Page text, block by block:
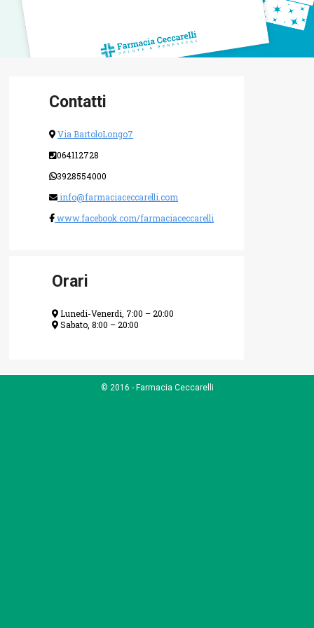
Contatti
Via BartoloLongo7
064112728
3928554000
info@farmaciaceccarelli.com
www.facebook.com/farmaciaceccarelli
Orari
Lunedi-Venerdi, 7:00 – 20:00
Sabato, 8:00 – 20:00
© 2016 - Farmacia Ceccarelli